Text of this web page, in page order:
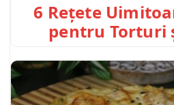
6 Rețete
pentru Torturi